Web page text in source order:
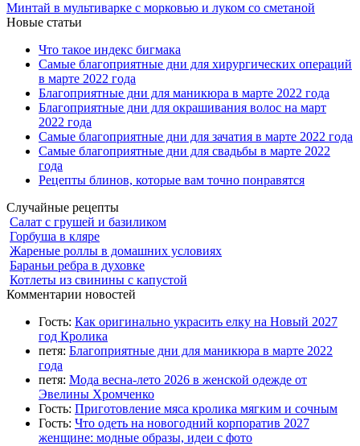
Минтай в мультиварке с морковью и луком со сметаной
Новые статьи
Что такое индекс бигмака
Самые благоприятные дни для хирургических операций
в марте 2022 года
Благоприятные дни для маникюра в марте 2022 года
Благоприятные дни для окрашивания волос на март
2022 года
Самые благоприятные дни для зачатия в марте 2022 года
Самые благоприятные дни для свадьбы в марте 2022
года
Рецепты блинов, которые вам точно понравятся
Случайные рецепты
Салат с грушей и базиликом
Горбуша в кляре
Жареные роллы в домашних условиях
Бараньи ребра в духовке
Котлеты из свинины с капустой
Комментарии новостей
Гость: Как оригинально украсить елку на Новый 2027
год Кролика
петя: Благоприятные дни для маникюра в марте 2022
года
петя: Мода весна-лето 2026 в женской одежде от
Эвелины Хромченко
Гость: Приготовление мяса кролика мягким и сочным
Гость: Что одеть на новогодний корпоратив 2027
женщине: модные образы, идеи с фото